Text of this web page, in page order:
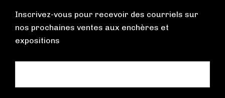
Inscrivez-vous pour recevoir des courriels sur
nos prochaines ventes aux enchères et
expositions